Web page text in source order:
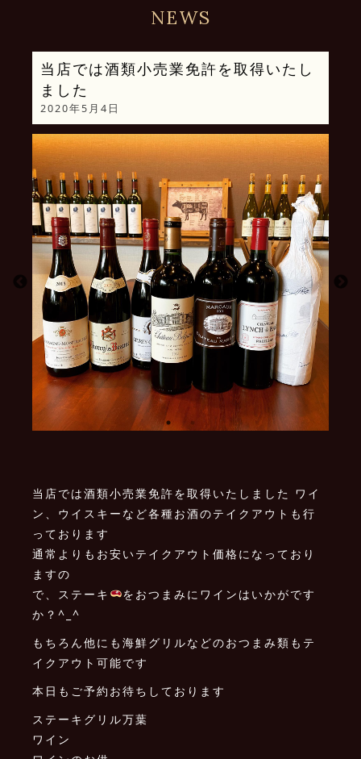
NEWS
当店では酒類小売業免許を取得いたし
ました
2020年5月4日
当店では酒類小売業免許を取得いたしました ワイ
ン、ウイスキーなど各種お酒のテイクアウトも行
っております
通常よりもお安いテイクアウト価格になっており
ますの
で、ステーキ
をおつまみにワインはいかがです
か？^_^
もちろん他にも海鮮グリルなどのおつまみ類もテ
イクアウト可能です
本日もご予約お待ちしております
ステーキグリル万葉
ワイン